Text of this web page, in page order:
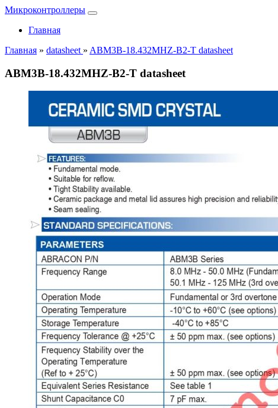
Микроконтроллеры
Главная
Главная » datasheet » ABM3B-18.432MHZ-B2-T datasheet
ABM3B-18.432MHZ-B2-T datasheet